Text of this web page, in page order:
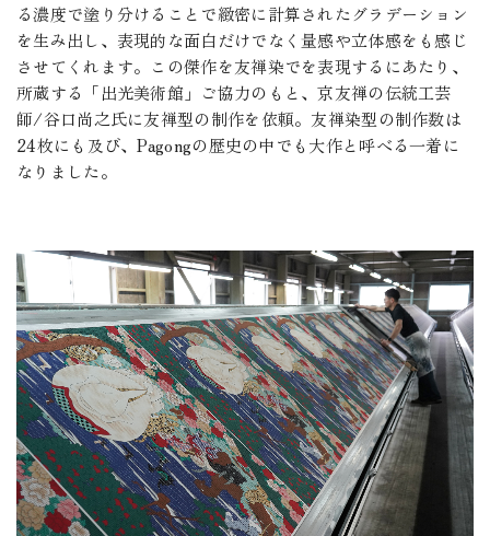
る濃度で塗り分けることで緻密に計算されたグラデーション
を生み出し、表現的な面白だけでなく量感や立体感をも感じ
させてくれます。この傑作を友禅染でを表現するにあたり、
所蔵する「出光美術館」ご協力のもと、京友禅の伝統工芸
師/谷口尚之氏に友禅型の制作を依頼。友禅染型の制作数は
24枚にも及び、Pagongの歴史の中でも大作と呼べる一着に
なりました。